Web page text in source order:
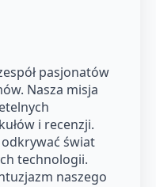
pasjonatów
Nasza misja
i recenzji.
odkrywać świat
technologii.
naszego